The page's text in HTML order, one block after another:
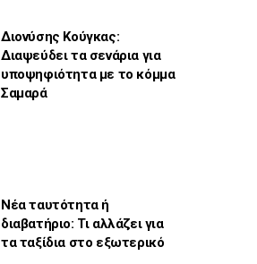
Διονύσης Κούγκας:
Διαψεύδει τα σενάρια για
υποψηφιότητα με το κόμμα
Σαμαρά
Νέα ταυτότητα ή
διαβατήριο: Τι αλλάζει για
τα ταξίδια στο εξωτερικό